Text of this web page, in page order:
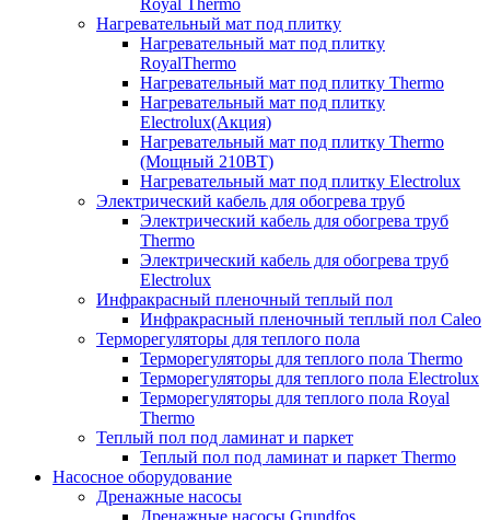
Нагревательный мат под плитку
Нагревательный мат под плитку
RoyalThermo
Нагревательный мат под плитку Thermo
Нагревательный мат под плитку
Electrolux(Акция)
Нагревательный мат под плитку Thermo
(Мощный 210ВТ)
Нагревательный мат под плитку Electrolux
Электрический кабель для обогрева труб
Электрический кабель для обогрева труб
Thermo
Электрический кабель для обогрева труб
Electrolux
Инфракрасный пленочный теплый пол
Инфракрасный пленочный теплый пол Caleo
Терморегуляторы для теплого пола
Терморегуляторы для теплого пола Thermo
Терморегуляторы для теплого пола Electrolux
Терморегуляторы для теплого пола Royal
Thermo
Теплый пол под ламинат и паркет
Теплый пол под ламинат и паркет Thermo
Насосное оборудование
Дренажные насосы
Дренажные насосы Grundfos